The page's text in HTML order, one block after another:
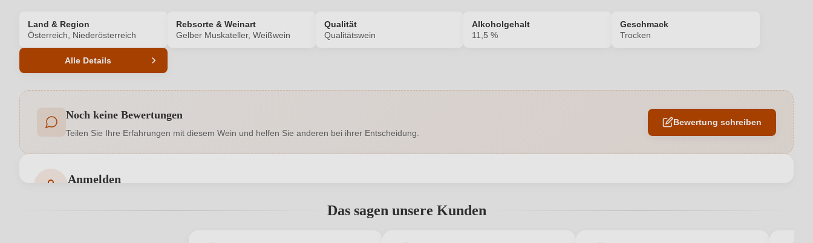
Land & Region
Österreich, Niederösterreich
Rebsorte & Weinart
Gelber Muskateller, Weißwein
Qualität
Qualitätswein
Alkoholgehalt
11,5 %
Geschmack
Trocken
Alle Details
Allergene Edelstahltank
Geschmack Stadt Krems
Noch keine Bewertungen
Teilen Sie Ihre Erfahrungen mit diesem Wein und helfen Sie anderen bei ihrer Entscheidung.
Bewertung schreiben
Anmelden
Das sagen unsere Kunden